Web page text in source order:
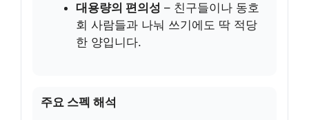
대용량의 편의성 – 친구들이나 동호
회 사람들과 나눠 쓰기에도 딱 적당
한 양입니다.
주요 스펙 해석